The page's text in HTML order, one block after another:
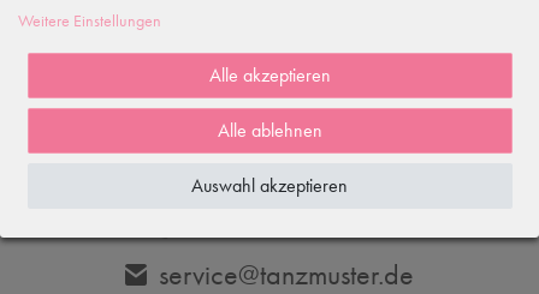
Meine Einwilligung kann ich jederzeit widerrufen.
DU HAST FRAGEN? WIR HELFEN DIR GERNE WEITER.
service@tanzmuster.de
Weitere Einstellungen
Alle akzeptieren
Alle ablehnen
Auswahl akzeptieren